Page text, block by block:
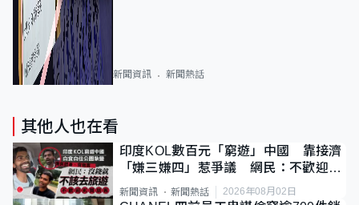
新聞資訊 新聞熱話
其他人也在看
印度KOL數百元「窮遊」中國 靠接濟
「嫌三嫌四」惹爭議 網民：不歡迎劣
質旅客
新聞資訊 新聞熱話 2026年08月02日